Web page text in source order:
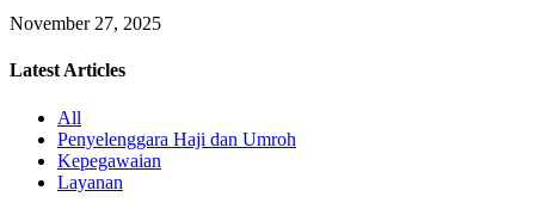
November 27, 2025
Latest Articles
All
Penyelenggara Haji dan Umroh
Kepegawaian
Layanan